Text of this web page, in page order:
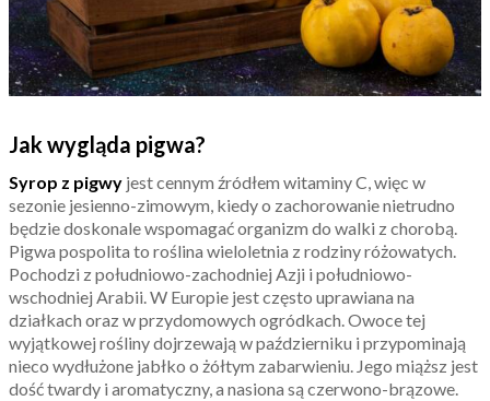
Jak wygląda pigwa?
Syrop z pigwy jest cennym źródłem witaminy C, więc w
sezonie jesienno-zimowym, kiedy o zachorowanie nietrudno
będzie doskonale wspomagać organizm do walki z chorobą.
Pigwa pospolita to roślina wieloletnia z rodziny różowatych.
Pochodzi z południowo-zachodniej Azji i południowo-
wschodniej Arabii. W Europie jest często uprawiana na
działkach oraz w przydomowych ogródkach. Owoce tej
wyjątkowej rośliny dojrzewają w październiku i przypominają
nieco wydłużone jabłko o żółtym zabarwieniu. Jego miąższ jest
dość twardy i aromatyczny, a nasiona są czerwono-brązowe.